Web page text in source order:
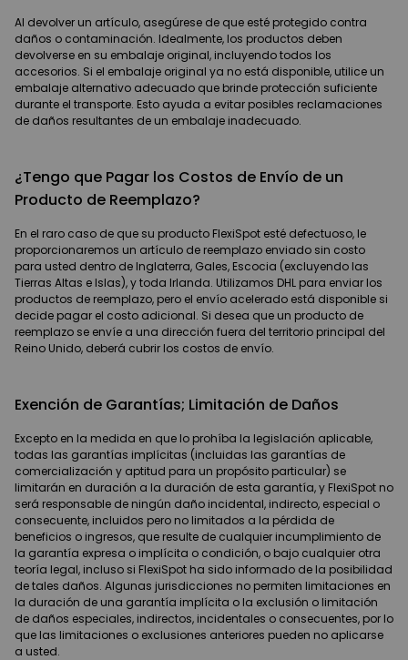
Al devolver un artículo, asegúrese de que esté protegido contra
daños o contaminación. Idealmente, los productos deben
devolverse en su embalaje original, incluyendo todos los
accesorios. Si el embalaje original ya no está disponible, utilice un
embalaje alternativo adecuado que brinde protección suficiente
durante el transporte. Esto ayuda a evitar posibles reclamaciones
de daños resultantes de un embalaje inadecuado.
¿Tengo que Pagar los Costos de Envío de un
Producto de Reemplazo?
En el raro caso de que su producto FlexiSpot esté defectuoso, le
proporcionaremos un artículo de reemplazo enviado sin costo
para usted dentro de Inglaterra, Gales, Escocia (excluyendo las
Tierras Altas e Islas), y toda Irlanda. Utilizamos DHL para enviar los
productos de reemplazo, pero el envío acelerado está disponible si
decide pagar el costo adicional. Si desea que un producto de
reemplazo se envíe a una dirección fuera del territorio principal del
Reino Unido, deberá cubrir los costos de envío.
Exención de Garantías; Limitación de Daños
Excepto en la medida en que lo prohíba la legislación aplicable,
todas las garantías implícitas (incluidas las garantías de
comercialización y aptitud para un propósito particular) se
limitarán en duración a la duración de esta garantía, y FlexiSpot no
será responsable de ningún daño incidental, indirecto, especial o
consecuente, incluidos pero no limitados a la pérdida de
beneficios o ingresos, que resulte de cualquier incumplimiento de
la garantía expresa o implícita o condición, o bajo cualquier otra
teoría legal, incluso si FlexiSpot ha sido informado de la posibilidad
de tales daños. Algunas jurisdicciones no permiten limitaciones en
la duración de una garantía implícita o la exclusión o limitación
de daños especiales, indirectos, incidentales o consecuentes, por lo
que las limitaciones o exclusiones anteriores pueden no aplicarse
a usted.